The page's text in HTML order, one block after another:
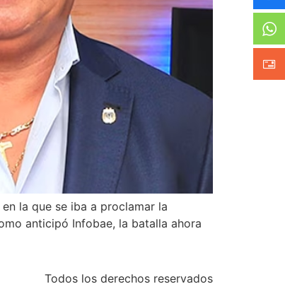
la que se iba a proclamar la
anticipó Infobae, la batalla ahora
Todos los derechos reservados